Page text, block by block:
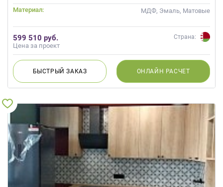
Материал: МДФ, Эмаль, Матовые
599 510 руб.
Цена за проект
Страна:
БЫСТРЫЙЗАКАЗ ОНЛАЙН РАСЧЕТ